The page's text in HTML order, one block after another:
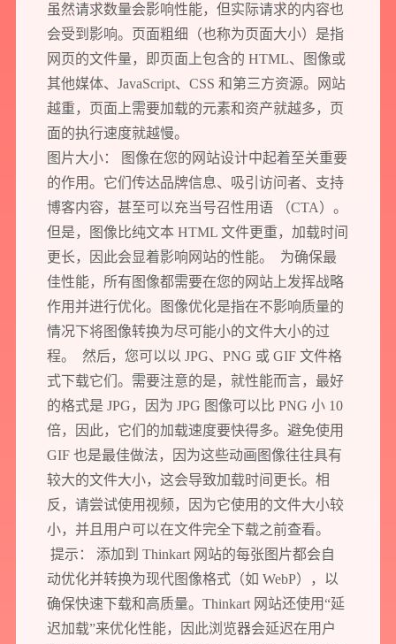
预约我们的数字化专家
1v1为您提供服务
我们将为您提供量身定制的个性化服务，包括竞品观察，行业数据分析
实施方案及对应预算等
您需要： 网站建设 数字产品研发
SEO搜索优化
品牌设计
您希望： 预约面谈 在线视频会议 电话 / 微信沟通
您所提交的信息将严格保密，且不以任何形式透露给任何第三方
再想想，稍后预约
虽然请求数量会影响性能，但实际请求的内容也
会受到影响。页面粗细（也称为页面大小）是指
网页的文件量，即页面上包含的 HTML、图像或
其他媒体、JavaScript、CSS 和第三方资源。网站
越重，页面上需要加载的元素和资产就越多，页
面的执行速度就越慢。
图片大小： 图像在您的 网站设计中起着至关重要
的作用。它们传达品牌信息、吸引访问者、支持
博客内容，甚至可以充当号召性用语 （CTA）。
但是，图像比纯文本 HTML 文件更重，加载时间
更长，因此会显着影响网站的性能。 为确保最
佳性能，所有图像都需要在您的网站上发挥战略
作用并进行优化。图像优化是指在不影响质量的
情况下将图像转换为尽可能小的文件大小的过
程。 然后，您可以以 JPG、PNG 或 GIF 文件格
式下载它们。需要注意的是，就性能而言，最好
的格式是 JPG，因为 JPG 图像可以比 PNG 小 10
倍，因此，它们的加载速度要快得多。避免使用
GIF 也是最佳做法，因为这些动画图像往往具有
较大的文件大小，这会导致加载时间更长。相
反，请尝试使用视频，因为它使用的文件大小较
小，并且用户可以在文件完全下载之前查看。
提示： 添加到 Thinkart 网站的每张图片都会自
动优化并转换为现代图像格式（如 WebP），以
确保快速下载和高质量。Thinkart 网站还使用“延
迟加载”来优化性能，因此浏览器会延迟在用户